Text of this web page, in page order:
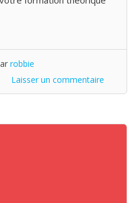
robbie
Laisser un commentaire